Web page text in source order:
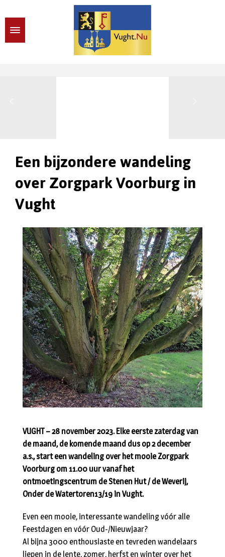
Een bijzondere wandeling
over Zorgpark Voorburg in
Vught
VUGHT – 28 november 2023. Elke eerste zaterdag van
de maand, de komende maand dus op 2 december
a.s., start een wandeling over het mooie Zorgpark
Voorburg om 11.00 uur vanaf het
ontmoetingscentrum de Stenen Hut / de Weverij,
Onder de Watertoren13/19 in Vught.
Even een mooie, interessante wandeling vóór alle
Feestdagen en vóór Oud-/Nieuwjaar?
Al bijna 3000 enthousiaste en tevreden wandelaars
liepen in de lente, zomer, herfst en winter over het